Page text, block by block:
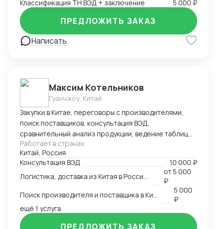
запчасти. Работаю по договору/эскроу,
предоставляю закрывающие документы (ИП/ООО).
Что умею и делаю • ДТ (импорт, экспорт, транзит),
ответы на запросы таможни • Классификация ТН ВЭД
с письменным обоснованием (ОПИ, Пояснения
Декларации/Сертификаты ЕАЭС, письма-
исключения, РНПТ/прослеживаемость, Честный
сроков и затрат
Классификация ТН ВЭД + заключение
5 000 ₽
Написать
ПРЕДЛОЖИТЬ ЗАКАЗ
Максим Котельников
Гуанчжоу, Китай
Закупки в Китае, переговоры с производителями,
поиск поставщиков, консультация ВЭД,
сравнительный анализ продукции, ведение таблиц
google excel, синхронный перевод с китайского,
синхронный перевод с английского, международная
логистика
Работает в странах
Китай, Россия
Консультация ВЭД
10 000 ₽
от5 000
₽
5 000
₽
ещё 1 услуга
ПРЕДЛОЖИТЬ ЗАКАЗ